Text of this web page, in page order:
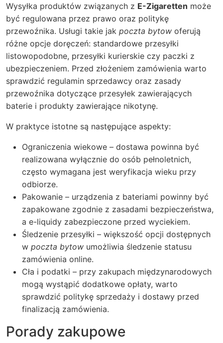
Wysyłka produktów związanych z E-Zigaretten może
być regulowana przez prawo oraz politykę
przewoźnika. Usługi takie jak poczta bytow oferują
różne opcje doręczeń: standardowe przesyłki
listowopodobne, przesyłki kurierskie czy paczki z
ubezpieczeniem. Przed złożeniem zamówienia warto
sprawdzić regulamin sprzedawcy oraz zasady
przewoźnika dotyczące przesyłek zawierających
baterie i produkty zawierające nikotynę.
W praktyce istotne są następujące aspekty:
Ograniczenia wiekowe – dostawa powinna być
realizowana wyłącznie do osób pełnoletnich,
często wymagana jest weryfikacja wieku przy
odbiorze.
Pakowanie – urządzenia z bateriami powinny być
zapakowane zgodnie z zasadami bezpieczeństwa,
a e-liquidy zabezpieczone przed wyciekiem.
Śledzenie przesyłki – większość opcji dostępnych
w poczta bytow umożliwia śledzenie statusu
zamówienia online.
Cła i podatki – przy zakupach międzynarodowych
mogą wystąpić dodatkowe opłaty, warto
sprawdzić politykę sprzedaży i dostawy przed
finalizacją zamówienia.
Porady zakupowe